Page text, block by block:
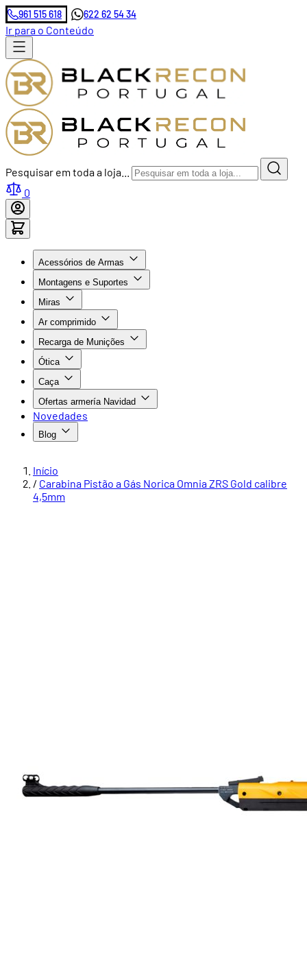
961 515 618 622 62 54 34
Ir para o Conteúdo
Pesquisar em toda a loja...
0
Acessórios de Armas
Montagens e Suportes
Miras
Ar comprimido
Recarga de Munições
Ótica
Caça
Ofertas armería Navidad
Novedades
Blog
Início
/ Carabina Pistão a Gás Norica Omnia ZRS Gold calibre
4,5mm